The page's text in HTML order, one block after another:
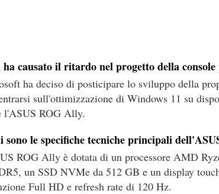
ha causato il ritardo nel progetto della
ha deciso di posticipare lo sviluppo della
sull'ottimizzazione di Windows 11 su
l'ASUS ROG Ally.
sono le specifiche tecniche principali
ROG Ally è dotata di un processore AMD
un SSD NVMe da 512 GB e un display
Full HD e refresh rate di 120 Hz.